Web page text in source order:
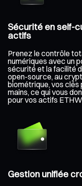
Sécurité en self-
actifs
Prenez le contrôle
numériques avec un
sécurité et la facilité
open-source, au
biométrique, vos
mains, ce qui vous
pour vos actifs
Gestion unifiée